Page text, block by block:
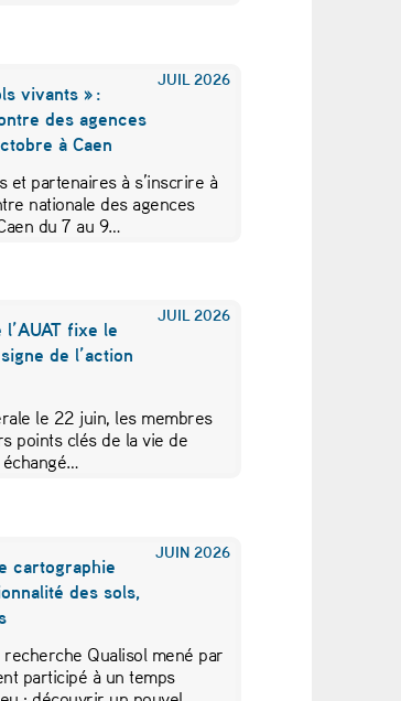
JUIL 2026
vivants » :
des agences
à Caen
et partenaires à s’inscrire à
nationale des agences
du 7 au 9…
JUIL 2026
l’AUAT fixe le
de l’action
le 22 juin, les membres
points clés de la vie de
échangé…
JUIN 2026
cartographie
des sols,
Qualisol mené par
participé à un temps